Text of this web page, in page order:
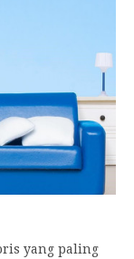
yang paling